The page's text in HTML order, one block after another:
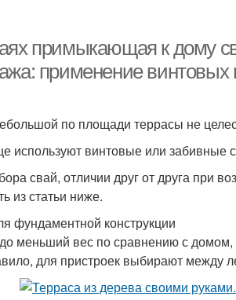
примыкающая к дому
применение
по площади террасы не
используют винтовые или забивные
свай, отличии друг от друга при
из статьи ниже.
фундаментной конструкции
меньший вес по сравнению с
для пристроек выбирают между